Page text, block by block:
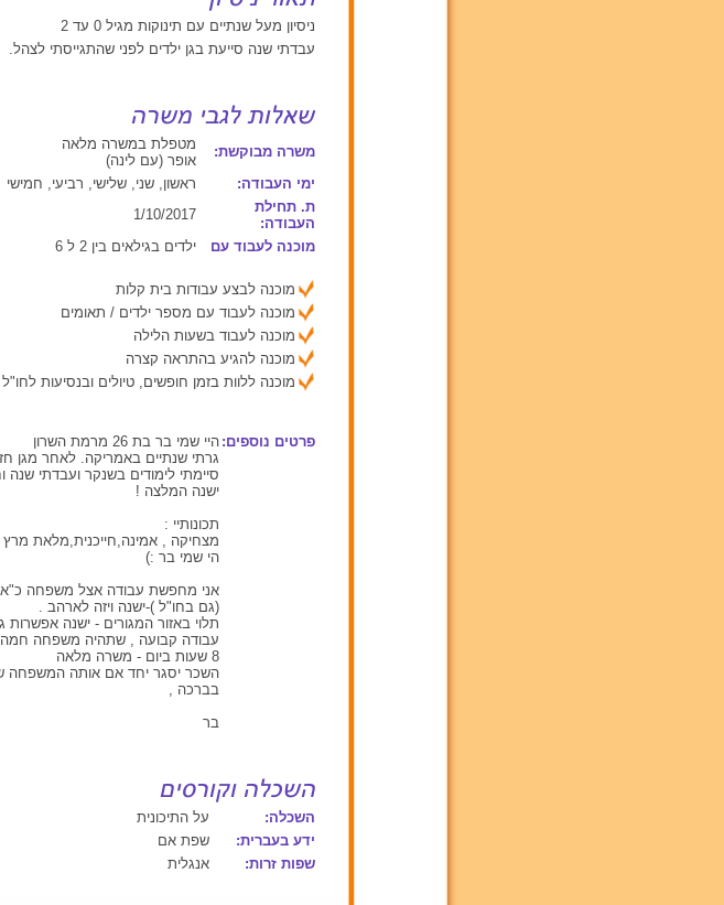
ניסיון מעל שנתיים עם תינוקות מגיל 0 עד 2
עבדתי שנה סייעת בגן ילדים לפני שהתגייסתי לצהל.
משרה מבוקשת:
מטפלת במשרה מלאה
אופר (עם לינה)
ימי העבודה:
ראשון, שני, שלישי, רביעי, חמישי
ת. תחילת
העבודה:
1/10/2017
מוכנה לעבוד עם
ילדים בגילאים בין 2 ל 6
מוכנה לבצע עבודות בית קלות
מוכנה לעבוד עם מספר ילדים / תאומים
מוכנה לעבוד בשעות הלילה
מוכנה להגיע בהתראה קצרה
מוכנה ללוות בזמן חופשים, טיולים ובנסיעות לחו"ל
פרטים נוספים: היי שמי בר בת 26 מרמת השרון
גרתי שנתיים באמריקה. לאחר מגן
סיימתי לימודים בשנקר ועבדתי
ישנה המלצה !
תכונותיי :
מצחיקה , אמינה,חייכנית,מלאת מרץ
הי שמי בר :)
אני מחפשת עבודה אצל משפחה
(גם בחו"ל )-ישנה ויזה לארהב .
תלוי באזור המגורים - ישנה אפשרות
עבודה קבועה , שתהיה משפחה חמה
8 שעות ביום - משרה מלאה
השכר יסגר יחד אם אותה המשפחה
בברכה ,
בר
השכלה:
על התיכונית
ידע בעברית:
שפת אם
שפות זרות:
אנגלית